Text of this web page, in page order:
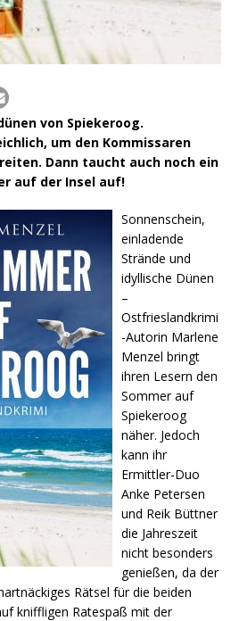
von Spiekeroog.
um den Kommissaren
Dann taucht auch noch ein
auf der Insel auf!
Sonnenschein,
einladende
Strände und
idyllische Dünen
–
Ostfrieslandkrimi
-Autorin Marlene
Menzel bringt
ihren Lesern den
Sommer auf
Spiekeroog
näher. Jedoch
kann ihr
Ermittler-Duo
Anke Petersen
und Reik Büttner
die Jahreszeit
nicht besonders
genießen, da der
Rätsel für die beiden
kniffligen Ratespaß mit der